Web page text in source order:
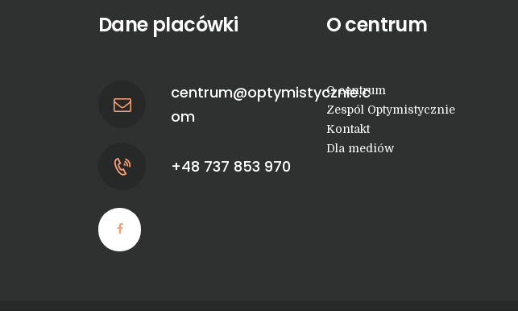
Dane placówki
centrum@optymistycznie.c
om
+48 737 853 970
O centrum
O centrum
Zespól Optymistycznie
Kontakt
Dla mediów